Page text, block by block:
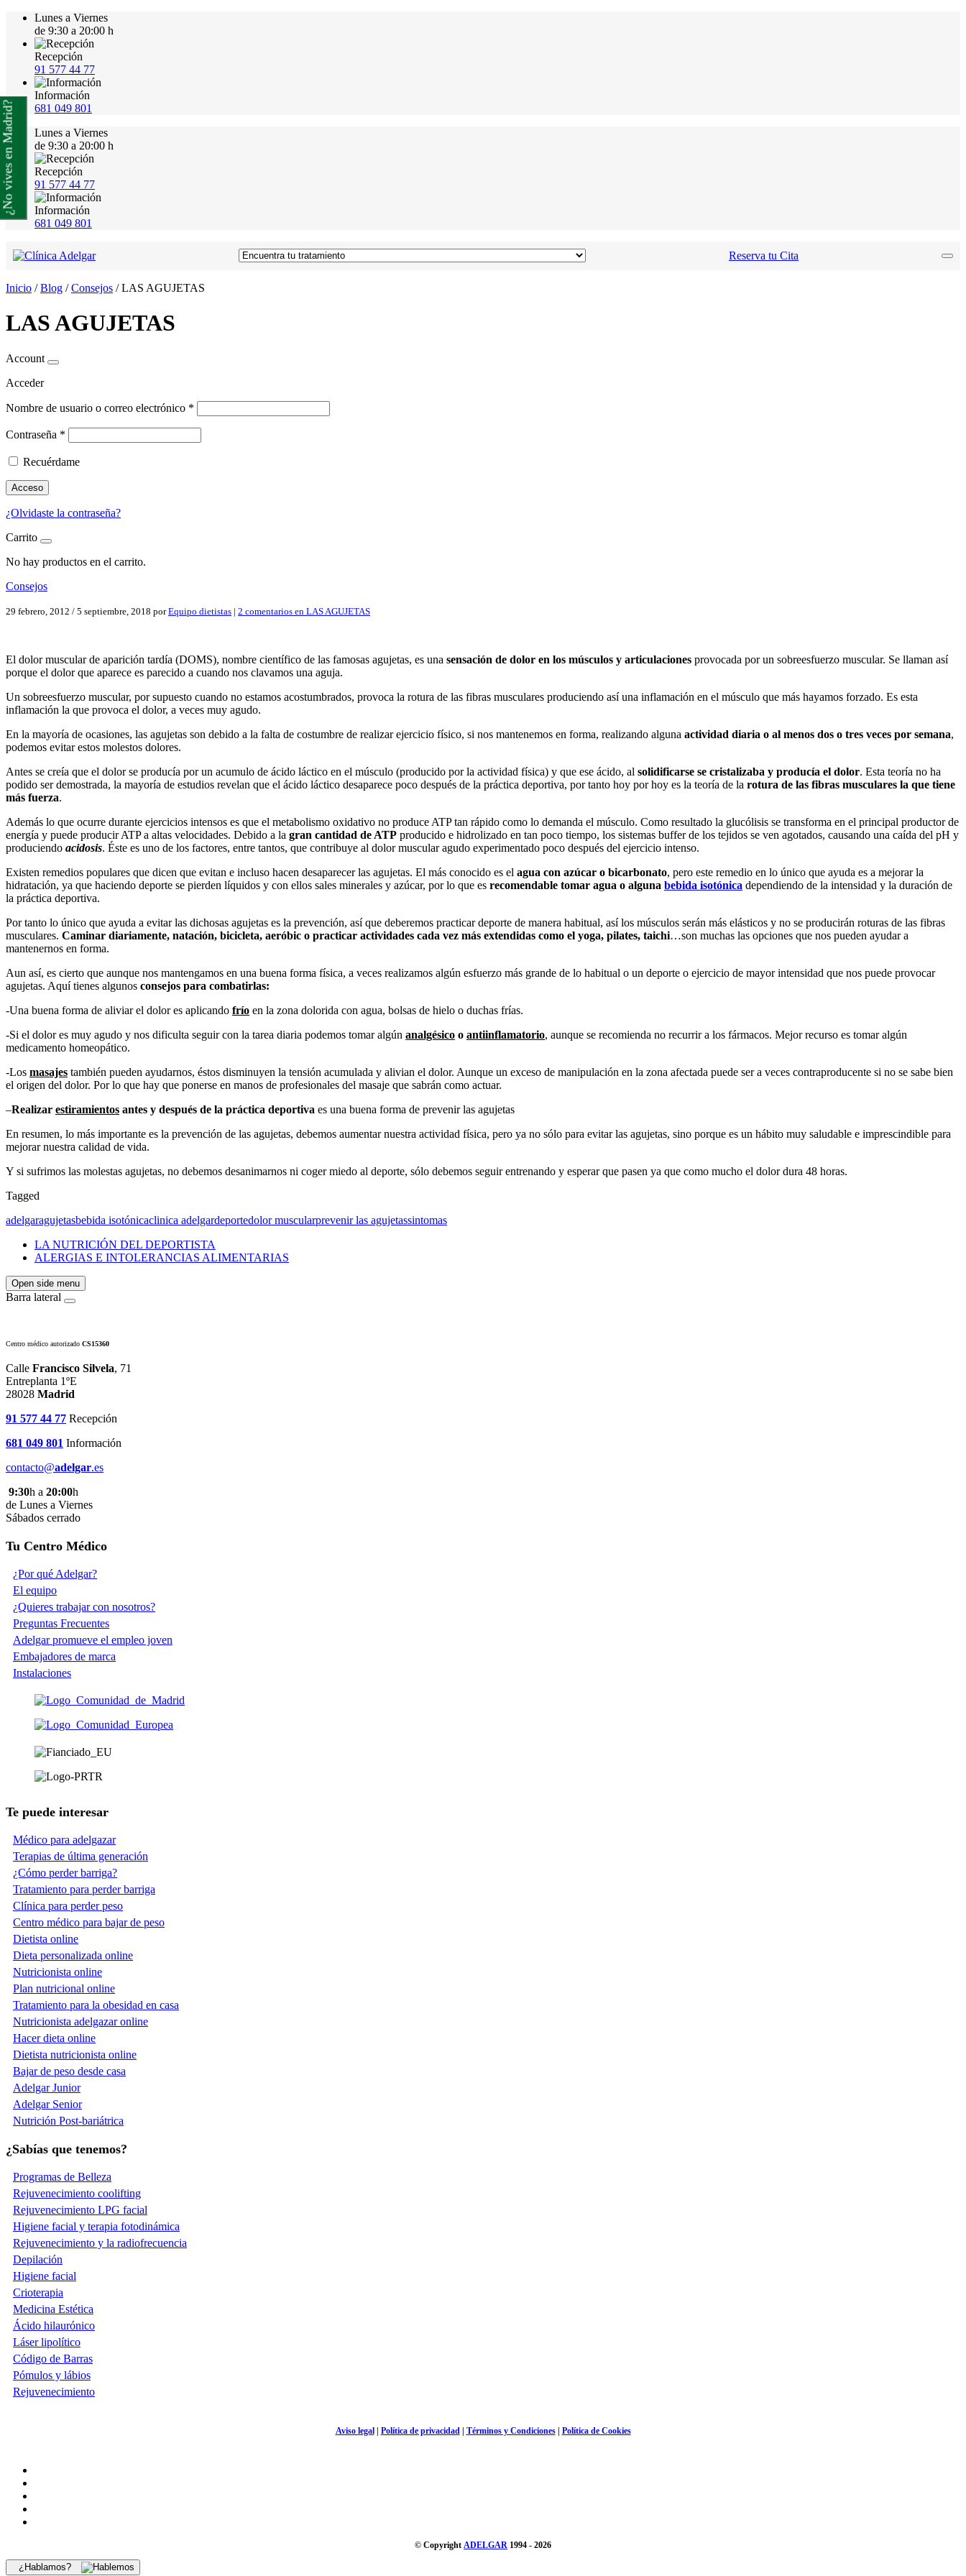
Lunes a Viernes
de 9:30 a 20:00 h
Recepción
91 577 44 77
Información
681 049 801
Lunes a Viernes
de 9:30 a 20:00 h
Recepción
91 577 44 77
Información
681 049 801
Reserva tu Cita
Inicio /Blog /Consejos /LAS AGUJETAS
LAS AGUJETAS
Account
Acceder
Nombre de usuario o correo electrónico *
Contraseña *
Recuérdame
Acceso
¿Olvidaste la contraseña?
Carrito
No hay productos en el carrito.
Consejos
29 febrero, 2012 / 5 septiembre, 2018 porEquipo dietistas | 2 comentarios en LAS AGUJETAS
El dolor muscular de aparición tardía (DOMS), nombre científico de las famosas agujetas, es una sensación de dolor en los músculos y articulaciones provocada por un sobreesfuerzo muscular. Se llaman así
porque el dolor que aparece es parecido a cuando nos clavamos una aguja.
Un sobreesfuerzo muscular, por supuesto cuando no estamos acostumbrados, provoca la rotura de las fibras musculares produciendo así una inflamación en el músculo que más hayamos forzado. Es esta
inflamación la que provoca el dolor, a veces muy agudo.
En la mayoría de ocasiones, las agujetas son debido a la falta de costumbre de realizar ejercicio físico, si nos mantenemos en forma, realizando alguna actividad diaria o al menos dos o tres veces por semana,
podemos evitar estos molestos dolores.
Antes se creía que el dolor se producía por un acumulo de ácido láctico en el músculo (producido por la actividad física) y que ese ácido, al solidificarse se cristalizaba y producía el dolor. Esta teoría no ha
podido ser demostrada, la mayoría de estudios revelan que el ácido láctico desaparece poco después de la práctica deportiva, por tanto hoy por hoy es la teoría de la rotura de las fibras musculares la que tiene
más fuerza.
Además lo que ocurre durante ejercicios intensos es que el metabolismo oxidativo no produce ATP tan rápido como lo demanda el músculo. Como resultado la glucólisis se transforma en el principal productor de
energía y puede producir ATP a altas velocidades. Debido a la gran cantidad de ATP producido e hidrolizado en tan poco tiempo, los sistemas buffer de los tejidos se ven agotados, causando una caída del pH y
produciendo acidosis. Éste es uno de los factores, entre tantos, que contribuye al dolor muscular agudo experimentado poco después del ejercicio intenso.
Existen remedios populares que dicen que evitan e incluso hacen desaparecer las agujetas. El más conocido es el agua con azúcar o bicarbonato, pero este remedio en lo único que ayuda es a mejorar la
hidratación, ya que haciendo deporte se pierden líquidos y con ellos sales minerales y azúcar, por lo que es recomendable tomar agua o alguna bebida isotónica dependiendo de la intensidad y la duración de
la práctica deportiva.
Por tanto lo único que ayuda a evitar las dichosas agujetas es la prevención, así que deberemos practicar deporte de manera habitual, así los músculos serán más elásticos y no se producirán roturas de las fibras
musculares. Caminar diariamente, natación, bicicleta, aeróbic o practicar actividades cada vez más extendidas como el yoga, pilates, taichi…son muchas las opciones que nos pueden ayudar a
mantenernos en forma.
Aun así, es cierto que aunque nos mantengamos en una buena forma física, a veces realizamos algún esfuerzo más grande de lo habitual o un deporte o ejercicio de mayor intensidad que nos puede provocar
agujetas. Aquí tienes algunos consejos para combatirlas:
-Una buena forma de aliviar el dolor es aplicando frío en la zona dolorida con agua, bolsas de hielo o duchas frías.
-Si el dolor es muy agudo y nos dificulta seguir con la tarea diaria podemos tomar algún analgésico o antiinflamatorio, aunque se recomienda no recurrir a los fármacos. Mejor recurso es tomar algún
medicamento homeopático.
-Los masajes también pueden ayudarnos, éstos disminuyen la tensión acumulada y alivian el dolor. Aunque un exceso de manipulación en la zona afectada puede ser a veces contraproducente si no se sabe bien
el origen del dolor. Por lo que hay que ponerse en manos de profesionales del masaje que sabrán como actuar.
–Realizar estiramientos antes y después de la práctica deportiva es una buena forma de prevenir las agujetas
En resumen, lo más importante es la prevención de las agujetas, debemos aumentar nuestra actividad física, pero ya no sólo para evitar las agujetas, sino porque es un hábito muy saludable e imprescindible para
mejorar nuestra calidad de vida.
Y si sufrimos las molestas agujetas, no debemos desanimarnos ni coger miedo al deporte, sólo debemos seguir entrenando y esperar que pasen ya que como mucho el dolor dura 48 horas.
Tagged
adelgaragujetasbebida isotónicaclinica adelgardeportedolor muscularprevenir las agujetassintomas
LA NUTRICIÓN DEL DEPORTISTA
ALERGIAS E INTOLERANCIAS ALIMENTARIAS
Open side menu
Barra lateral
Centro médico autorizado CS15360
Calle Francisco Silvela, 71
Entreplanta 1ºE
28028 Madrid
91 577 44 77 Recepción
681 049 801 Información
contacto@adelgar.es
9:30h a 20:00h
de Lunes a Viernes
Sábados cerrado
Tu Centro Médico
¿Por qué Adelgar?
El equipo
¿Quieres trabajar con nosotros?
Preguntas Frecuentes
Adelgar promueve el empleo joven
Embajadores de marca
Instalaciones
Te puede interesar
Médico para adelgazar
Terapias de última generación
¿Cómo perder barriga?
Tratamiento para perder barriga
Clínica para perder peso
Centro médico para bajar de peso
Dietista online
Dieta personalizada online
Nutricionista online
Plan nutricional online
Tratamiento para la obesidad en casa
Nutricionista adelgazar online
Hacer dieta online
Dietista nutricionista online
Bajar de peso desde casa
Adelgar Junior
Adelgar Senior
Nutrición Post-bariátrica
¿Sabías que tenemos?
Programas de Belleza
Rejuvenecimiento coolifting
Rejuvenecimiento LPG facial
Higiene facial y terapia fotodinámica
Rejuvenecimiento y la radiofrecuencia
Depilación
Higiene facial
Crioterapia
Medicina Estética
Ácido hilaurónico
Láser lipolítico
Código de Barras
Pómulos y lábios
Rejuvenecimiento
Aviso legal| Política de privacidad| Términos y Condiciones| Política de Cookies
© Copyright ADELGAR 1994 - 2026
¿Hablamos?
¿No vives en Madrid?